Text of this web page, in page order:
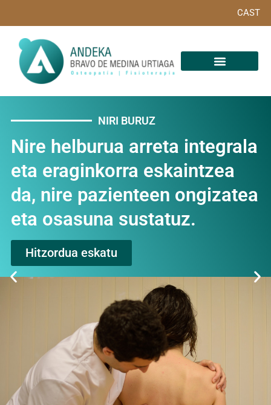
CAST
NIRI BURUZ
Nire helburua arreta integrala
eta eraginkorra eskaintzea
da, nire pazienteen ongizatea
eta osasuna sustatuz.
Hitzordua eskatu